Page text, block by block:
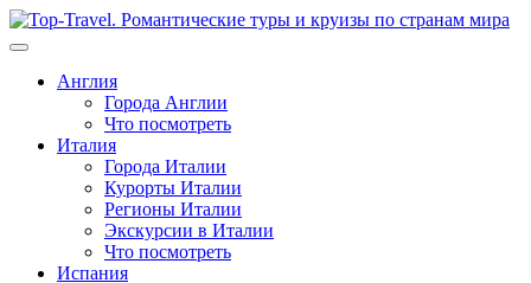
Перейти
к
Англия
Города Англии
Что посмотреть
Италия
Города Италии
Курорты Италии
Регионы Италии
Экскурсии в Италии
Что посмотреть
Испания